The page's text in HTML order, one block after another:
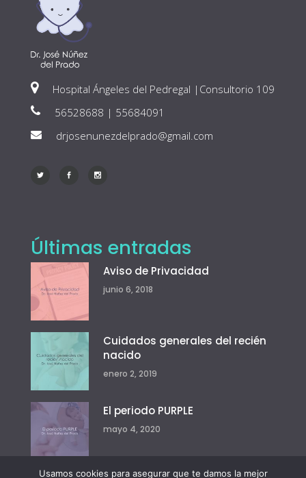
Hospital Ángeles del Pedregal |Consultorio 109
56528688 | 55684091
drjosenunezdelprado@gmail.com
Últimas entradas
Aviso de Privacidad
junio 6, 2018
Cuidados generales del recién
nacido
enero 2, 2019
El periodo PURPLE
mayo 4, 2020
Usamos cookies para asegurar que te damos la mejor